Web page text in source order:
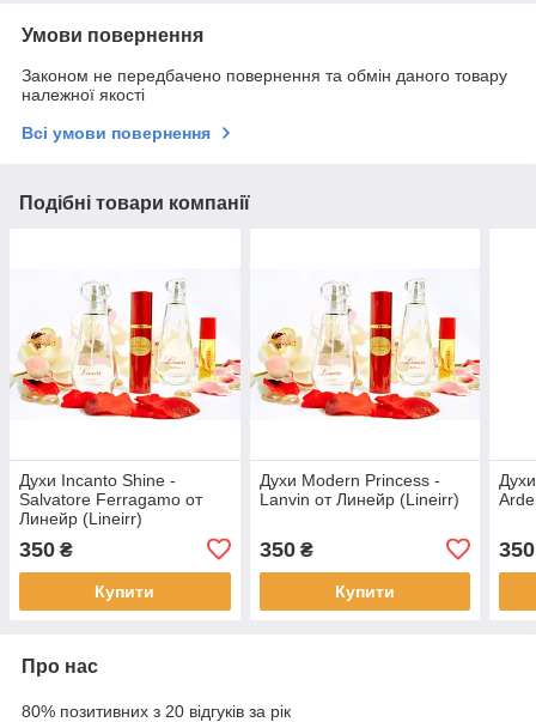
Умови повернення
Законом не передбачено повернення та обмін даного товару
належної якості
Всі умови повернення
Подібні товари компанії
Духи Incanto Shine -
Salvatore Ferragamo от
Линейр (Lineirr)
350 ₴
Купити
Духи Modern Princess -
Lanvin от Линейр (Lineirr)
350₴
Купити
350
Про нас
80% позитивних з 20 відгуків за рік